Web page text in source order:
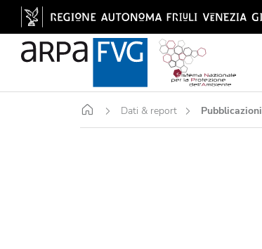
Home Dati & report Pubblicazioni